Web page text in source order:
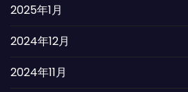
2025年1月
2024年12月
2024年11月